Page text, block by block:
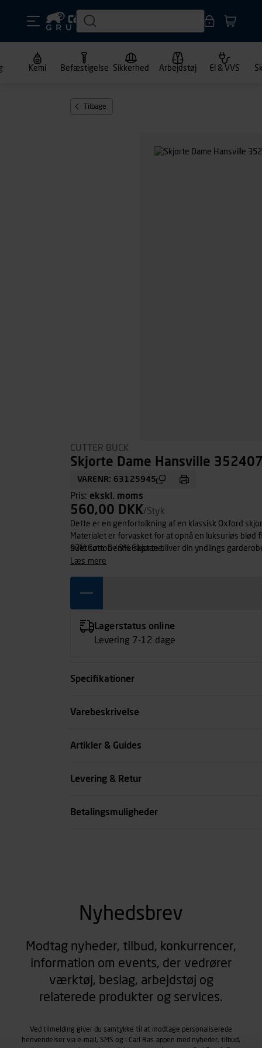
Kemi Befæstigelse Sikkerhed Arbejdstøj El & VVS
Tilbage
CUTTER BUCK
Skjorte Dame Hansville
VARENR: 63125945
Pris: ekskl. moms
560,00 DKK/Styk
Dette er en genfortolkning af en klassisk Oxford
Materialet er forvasket for at opnå en luksuriøs
buet søm. Denne skjorte bliver din yndlings
97% Cotton / 3% Elastane.
læs mere
Lagerstatus online
Levering 7-12 dage
Specifikationer
Størrelse
Varebeskrivelse
Artikler & Guides
Levering & Retur
Betalingsmuligheder
Nyhedsbrev
Modtag nyheder, tilbud, konkurrencer,
information om events, der vedrører
værktøj, beslag, arbejdstøj og
relaterede produkter og services.
Ved tilmelding giver du samtykke til at modtage personaliserede
henvendelser via e-mail, SMS og i Carl Ras-appen med nyheder, tilbud,